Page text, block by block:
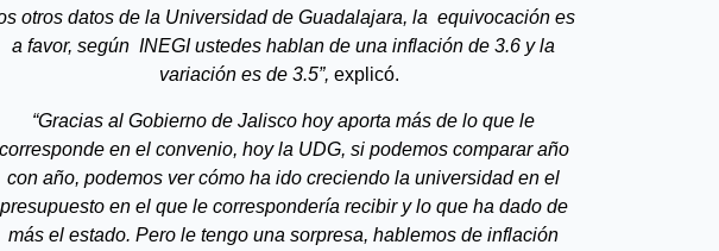
otros datos de la Universidad de Guadalajara, la  equivocación es
a favor, según  INEGI ustedes hablan de una inflación de 3.6 y la
variación es de 3.5”, explicó.
“Gracias al Gobierno de Jalisco hoy aporta más de lo que le
corresponde en el convenio, hoy la UDG, si podemos comparar año
con año, podemos ver cómo ha ido creciendo la universidad en el
presupuesto en el que le correspondería recibir y lo que ha dado de
más el estado. Pero le tengo una sorpresa, hablemos de inflación